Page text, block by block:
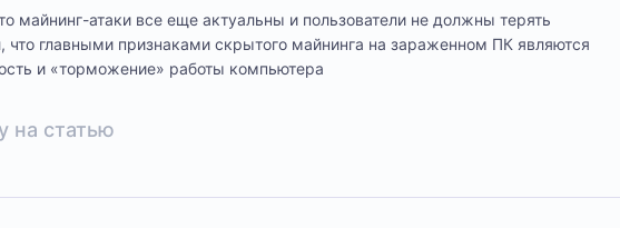
майнинг-атаки все еще актуальны и пользователи не должны терять
что главными признаками скрытого майнинга на зараженном ПК являются
и «торможение» работы компьютера
на статью